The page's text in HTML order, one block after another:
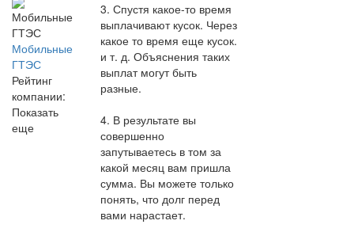
Мобильные
ГТЭС
Рейтинг
компании:
Показать
еще
3. Спустя какое-то время
выплачивают кусок. Через
какое то время еще кусок.
и т. д. Объяснения таких
выплат могут быть
разные.
4. В результате вы
совершенно
запутываетесь в том за
какой месяц вам пришла
сумма. Вы можете только
понять, что долг перед
вами нарастает.